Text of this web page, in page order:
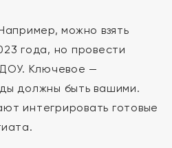
можно взять
года, но провести
Ключевое —
должны быть вашими.
интегрировать готовые